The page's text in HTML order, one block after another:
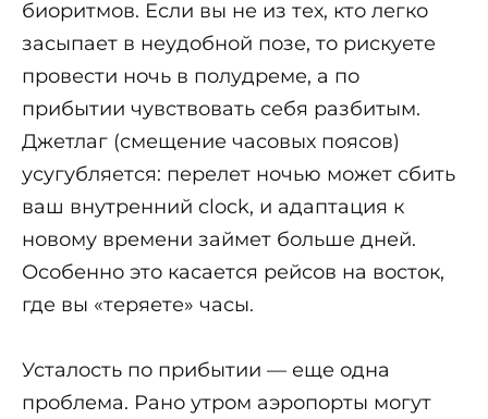
биоритмов. Если вы не из тех, кто легко
засыпает в неудобной позе, то рискуете
провести ночь в полудреме, а по
прибытии чувствовать себя разбитым.
Джетлаг (смещение часовых поясов)
усугубляется: перелет ночью может сбить
ваш внутренний clock, и адаптация к
новому времени займет больше дней.
Особенно это касается рейсов на восток,
где вы «теряете» часы.
Усталость по прибытии — еще одна
проблема. Рано утром аэропорты могут